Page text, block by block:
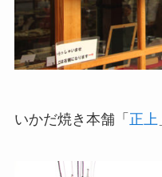
いかだ焼き本舗「 正上